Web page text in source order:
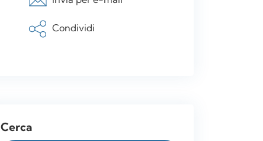
Condividi
Cerca